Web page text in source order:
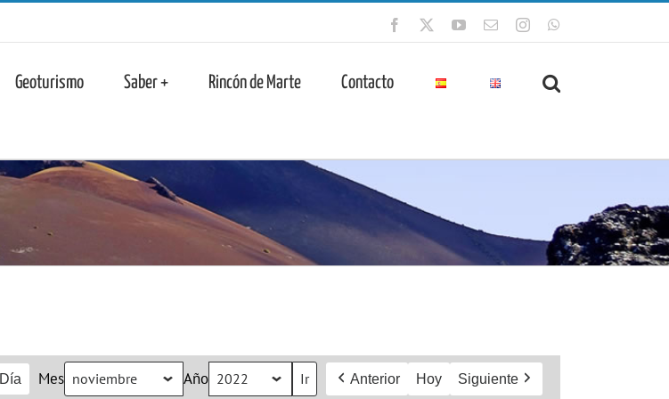
Facebook YouTube
CorreoInstagram
Geoturismo Saber + Rincón de Marte Contacto
Día Mes Año Anterior Hoy Siguiente